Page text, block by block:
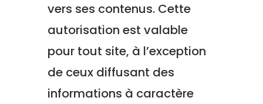
vers ses contenus. Cette
autorisation est valable
pour tout site, à l’exception
de ceux diffusant des
informations à caractère